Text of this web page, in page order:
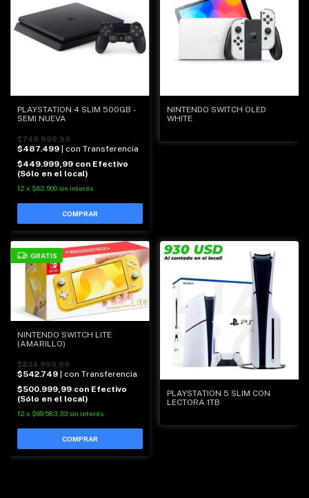
PLAYSTATION 4 SLIM 500GB -
SEMI NUEVA
$749.999,99
$487.499 | con Transferencia
$449.999,99 con Efectivo
(Sólo en el local)
12 x $62.500 sin interés
NINTENDO SWITCH OLED
WHITE
GRATIS
NINTENDO SWITCH LITE
(AMARILLO)
$834.999,99
$542.749
| con Transferencia
$500.999,99 con Efectivo
(Sólo en el local)
12 x $69.583,33 sin interés
PLAYSTATION 5 SLIM CON
LECTORA 1TB